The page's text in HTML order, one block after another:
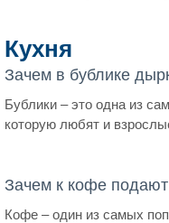
Кухня
Зачем в бублике
Бублики – это одна из
которую любят и
Зачем к кофе
Кофе – один из самых